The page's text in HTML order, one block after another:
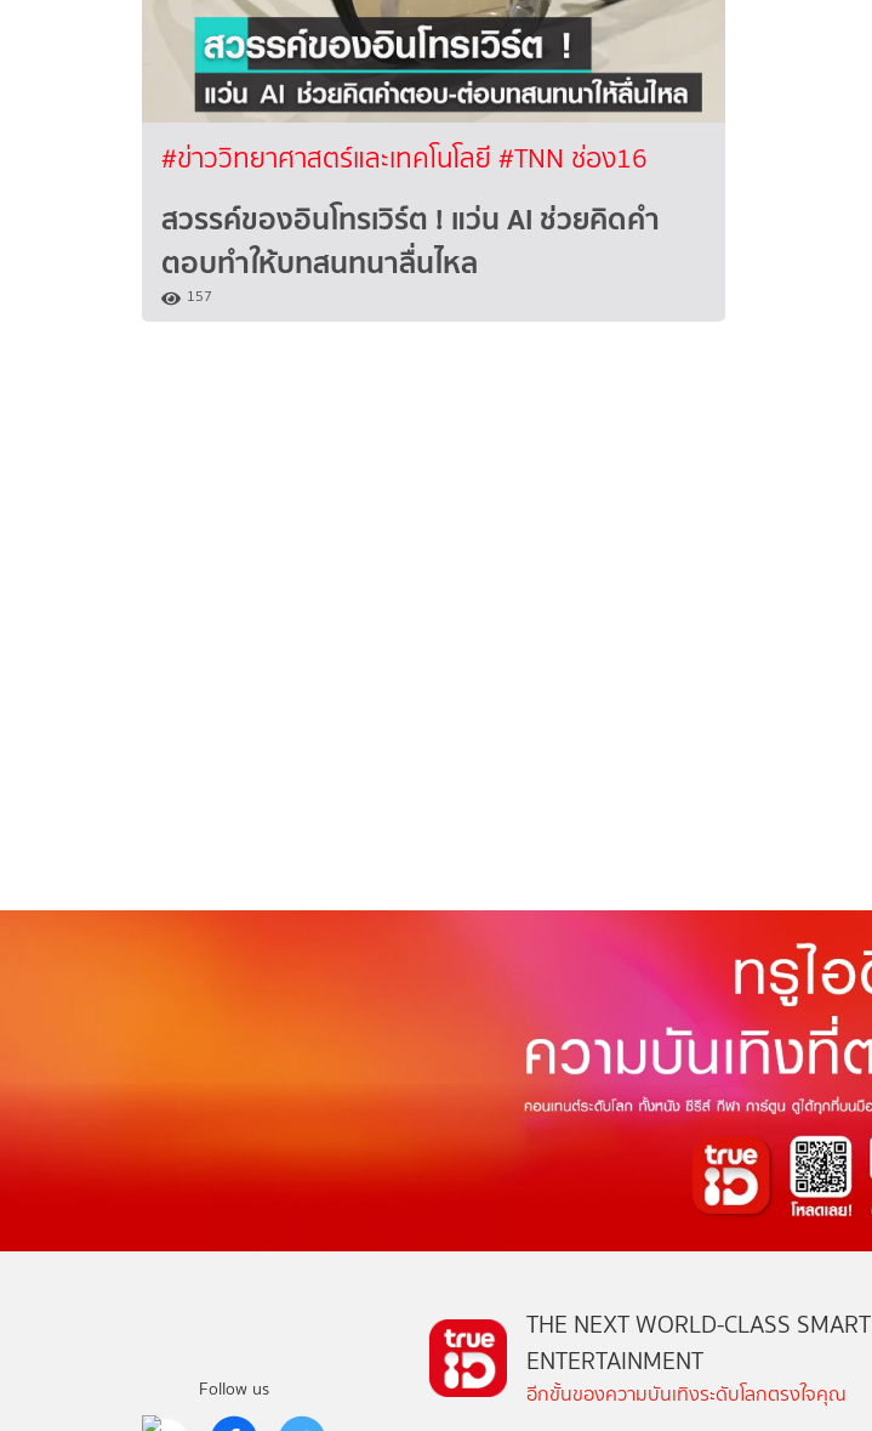
#ข่าววิทยาศาสตร์และเทคโนโลยี #TNN ช่อง16
สวรรค์ของอินโทรเวิร์ต ! แว่น AI ช่วยคิดคำ
ตอบทำให้บทสนทนาลื่นไหล
157
Follow us
THE NEXT WORLD-CLASS SMART
ENTERTAINMENT
อีกขั้นของความบันเทิงระดับโลกตรงใจคุณ